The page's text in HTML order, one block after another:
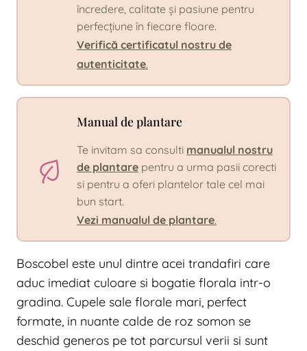
încredere, calitate și pasiune pentru
perfecțiune în fiecare floare.
Verifică certificatul nostru de
autenticitate.
Manual de plantare
Te invitam sa consulti manualul nostru
de plantare pentru a urma pasii corecti
si pentru a oferi plantelor tale cel mai
bun start.
Vezi manualul de plantare.
Boscobel este unul dintre acei trandafiri care
aduc imediat culoare si bogatie florala intr-o
gradina. Cupele sale florale mari, perfect
formate, in nuante calde de roz somon se
deschid generos pe tot parcursul verii si sunt